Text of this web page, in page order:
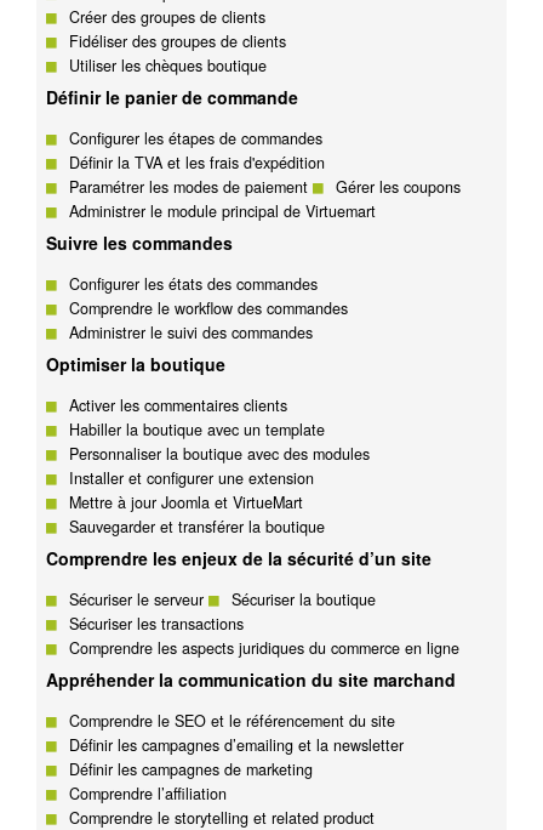
Créer des groupes de clients
Fidéliser des groupes de clients
Utiliser les chèques boutique
Définir le panier de commande
Configurer les étapes de commandes
Définir la TVA et les frais d'expédition
Paramétrer les modes de paiement
Gérer les coupons
Administrer le module principal de Virtuemart
Suivre les commandes
Configurer les états des commandes
Comprendre le workflow des commandes
Administrer le suivi des commandes
Optimiser la boutique
Activer les commentaires clients
Habiller la boutique avec un template
Personnaliser la boutique avec des modules
Installer et configurer une extension
Mettre à jour Joomla et VirtueMart
Sauvegarder et transférer la boutique
Comprendre les enjeux de la sécurité d’un site
Sécuriser le serveur
Sécuriser la boutique
Sécuriser les transactions
Comprendre les aspects juridiques du commerce en ligne
Appréhender la communication du site marchand
Comprendre le SEO et le référencement du site
Définir les campagnes d’emailing et la newsletter
Définir les campagnes de marketing
Comprendre l’affiliation
Comprendre le storytelling et related product